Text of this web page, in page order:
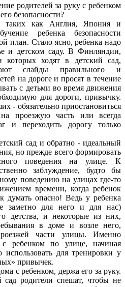
родителей за руку с ребенком
безопасности?
таких как Англия, Япония и
ребенка безопасности
план. Стало ясно, ребенка надо
и детском саду. В Финляндии,
которых ходят в детский сад,
слайды правильного и
на дороге и просят в течение
с детьми во время движения
для дороги, привычку.
- обязательно приостановиться
проезжую часть или всегда
и переходить дорогу только
сад и обратно - идеальный
но прежде всего формировать
поведения на улице. К
заблуждение, будто бы
поведению на улицах где-то
времени, когда ребенок
думать опасно! Ведь у ребенка
заметно для него и для нас)
детства, и некоторые из них,
в доме и возле него,
части улицы. Именно
ребенком по улице, начиная
использовать для тренировки у
привычек.
с ребенком, держа его за руку.
сад родители спешат, чтобы не